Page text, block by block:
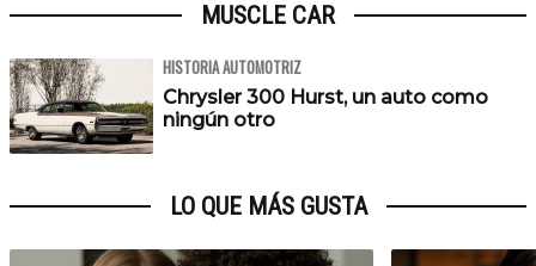
MUSCLE CAR
HISTORIA AUTOMOTRIZ
Chrysler 300 Hurst, un auto como
ningún otro
LO QUE MÁS GUSTA